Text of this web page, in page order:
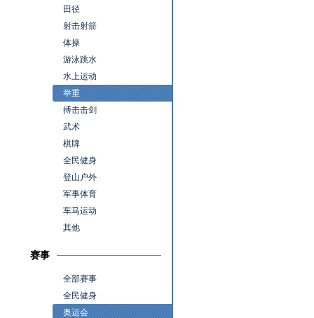
田径
射击射箭
体操
游泳跳水
水上运动
举重
搏击击剑
武术
棋牌
全民健身
登山户外
军事体育
车马运动
其他
赛事
全部赛事
全民健身
奥运会